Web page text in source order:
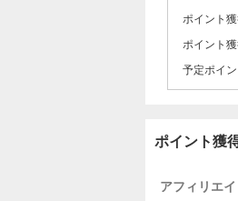
ポイント
ポイント
予定ポイ
ポイント獲
アフィリエ